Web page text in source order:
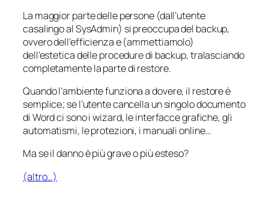
La maggior parte delle persone (dall’utente
casalingo al SysAdmin) si preoccupa del backup,
ovvero dell’efficienza e (ammettiamolo)
dell’estetica delle procedure di backup, tralasciando
completamente la parte di restore.
Quando l’ambiente funziona a dovere, il restore è
semplice; se l’utente cancella un singolo documento
di Word ci sono i wizard, le interfacce grafiche, gli
automatismi, le protezioni, i manuali online…
Ma se il danno è più grave o più esteso?
(altro…)